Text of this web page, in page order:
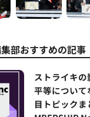
部おすすめの記事
ストライキ
平等について
目トピックま